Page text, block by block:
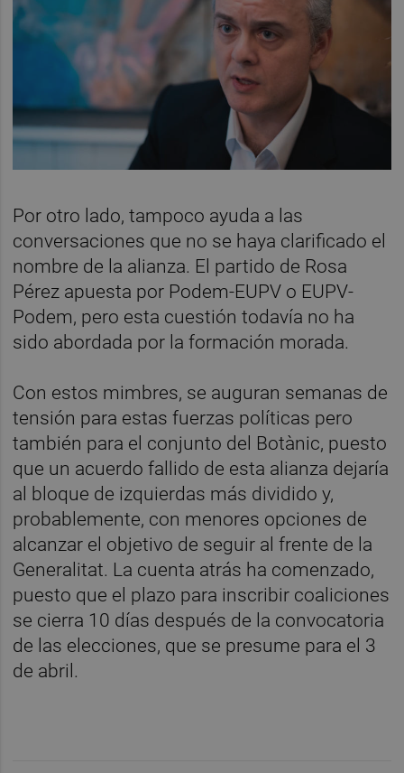
Por otro lado, tampoco ayuda a las
conversaciones que no se haya clarificado el
nombre de la alianza. El partido de Rosa
Pérez apuesta por Podem-EUPV o EUPV-
Podem, pero esta cuestión todavía no ha
sido abordada por la formación morada.
Con estos mimbres, se auguran semanas de
tensión para estas fuerzas políticas pero
también para el conjunto del Botànic, puesto
que un acuerdo fallido de esta alianza dejaría
al bloque de izquierdas más dividido y,
probablemente, con menores opciones de
alcanzar el objetivo de seguir al frente de la
Generalitat. La cuenta atrás ha comenzado,
puesto que el plazo para inscribir coaliciones
se cierra 10 días después de la convocatoria
de las elecciones, que se presume para el 3
de abril.